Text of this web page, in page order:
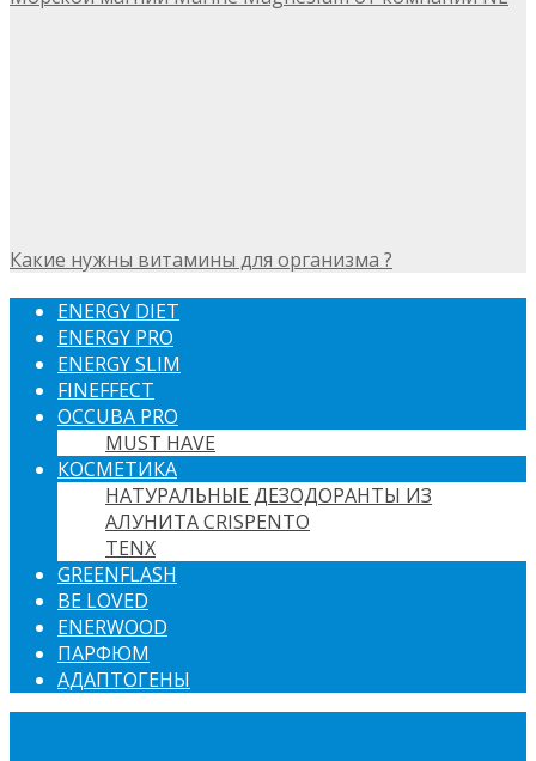
Какие нужны витамины для организма ?
ENERGY DIET
ENERGY PRO
ENERGY SLIM
FINEFFECT
OCCUBA PRO
MUST HAVE
КОСМЕТИКА
НАТУРАЛЬНЫЕ ДЕЗОДОРАНТЫ ИЗ
АЛУНИТА CRISPENTO
TENX
GREENFLASH
BE LOVED
ENERWOOD
ПАРФЮМ
АДАПТОГЕНЫ